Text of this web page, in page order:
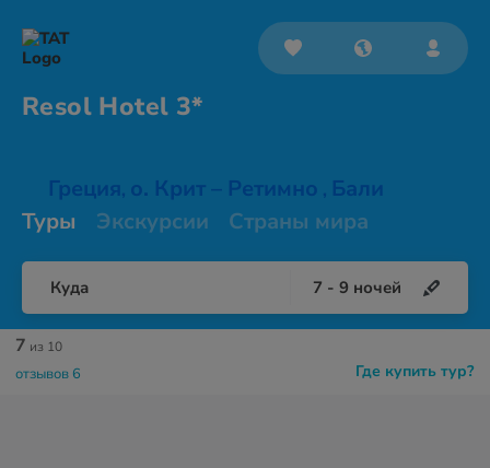
Resol Hotel 3*
Греция, о. Крит – Ретимно , Бали
Туры
Экскурсии Страны мира
Куда 7 - 9 ночей
Где купить тур?
7 из 10
отзывов 6